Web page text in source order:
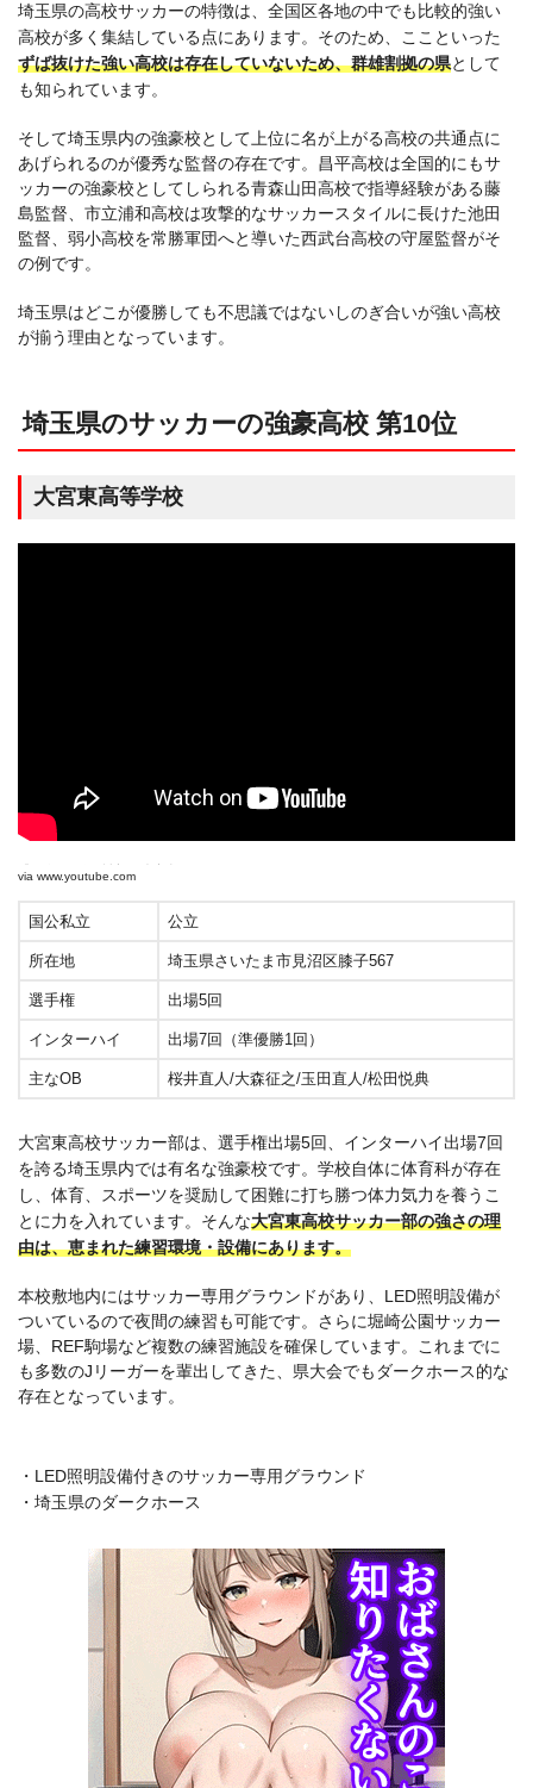
埼玉県の高校サッカーの特徴は、全国区各地の中でも比較的強い
高校が多く集結している点にあります。そのため、ここといった
ずば抜けた強い高校は存在していないため、群雄割拠の県として
も知られています。
そして埼玉県内の強豪校として上位に名が上がる高校の共通点に
あげられるのが優秀な監督の存在です。昌平高校は全国的にもサ
ッカーの強豪校としてしられる青森山田高校で指導経験がある藤
島監督、市立浦和高校は攻撃的なサッカースタイルに長けた池田
監督、弱小高校を常勝軍団へと導いた西武台高校の守屋監督がそ
の例です。
埼玉県はどこが優勝しても不思議ではないしのぎ合いが強い高校
が揃う理由となっています。
埼玉県のサッカーの強豪高校 第10位
大宮東高等学校
「最後の５分」川高VS大宮東
via www.youtube.com
国公私立 公立
所在地 埼玉県さいたま市見沼区膝子567
選手権 出場5回
インターハイ 出場7回（準優勝1回）
主なOB 桜井直人/大森征之/玉田直人/松田悦典
大宮東高校サッカー部は、選手権出場5回、インターハイ出場7回
を誇る埼玉県内では有名な強豪校です。学校自体に体育科が存在
し、体育、スポーツを奨励して困難に打ち勝つ体力気力を養うこ
とに力を入れています。そんな大宮東高校サッカー部の強さの理
由は、恵まれた練習環境・設備にあります。
本校敷地内にはサッカー専用グラウンドがあり、LED照明設備が
ついているので夜間の練習も可能です。さらに堀崎公園サッカー
場、REF駒場など複数の練習施設を確保しています。これまでに
も多数のJリーガーを輩出してきた、県大会でもダークホース的な
存在となっています。
・LED照明設備付きのサッカー専用グラウンド
・埼玉県のダークホース